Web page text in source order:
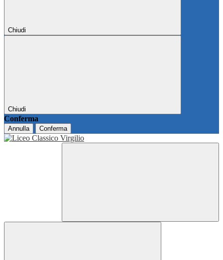
Chiudi
Chiudi
Conferma
Annulla Conferma